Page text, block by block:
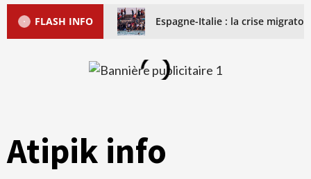
FLASH INFO Espagne-Italie : la crise
Atipik info